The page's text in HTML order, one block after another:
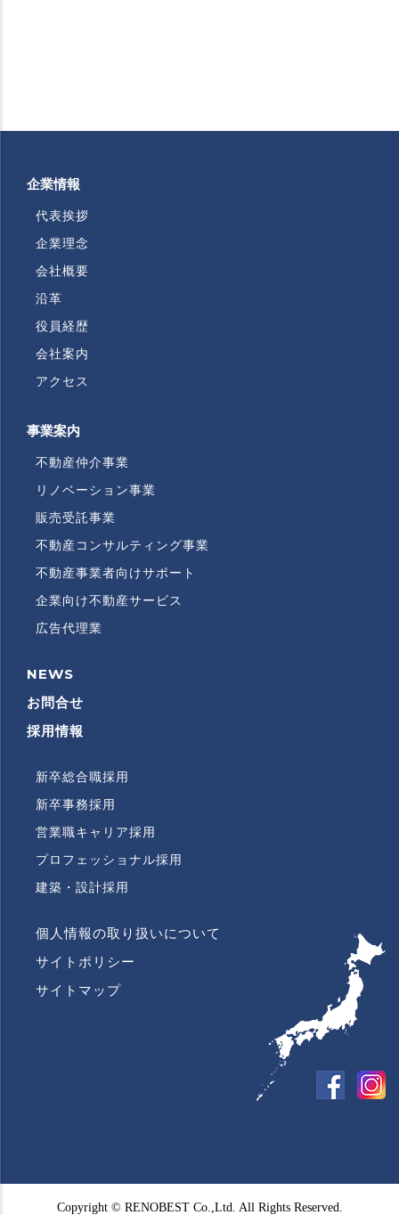
企業情報
代表挨拶
企業理念
会社概要
沿革
役員経歴
会社案内
アクセス
事業案内
不動産仲介事業
リノベーション事業
販売受託事業
不動産コンサルティング事業
不動産事業者向けサポート
企業向け不動産サービス
広告代理業
RECRUITMENT
NEWS
お問合せ
採用情報
RECRUITMENT
SUBMENU
新卒総合職採用
新卒事務採用
営業職キャリア採用
プロフェッショナル採用
建築・設計採用
FOOTER
COLUMN
個人情報の取り扱いについて
サイトポリシー
サイトマップ
link link
Copyright © RENOBEST Co.,Ltd. All Rights Reserved.